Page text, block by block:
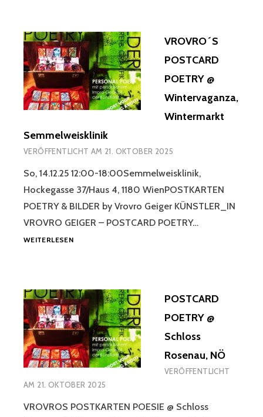
VROVRO´S
POSTCARD
POETRY @
Wintervaganza,
Wintermarkt
Semmelweisklinik
VERÖFFENTLICHT AM 21. OKTOBER 2025
So, 14.12.25 12:00-18:00Semmelweisklinik,
Hockegasse 37/Haus 4, 1180 WienPOSTKARTEN
POETRY & BILDER by Vrovro Geiger KÜNSTLER_IN
VROVRO GEIGER – POSTCARD POETRY…
WEITERLESENVROVRO
WINTERVAGANZA,
WINTERMARKT
SEMMELWEISKLINIK
POSTCARD
POETRY @
Schloss
Rosenau, NÖ
VERÖFFENTLICHT
AM 21. OKTOBER 2025
VROVROS POSTKARTEN POESIE @ Schloss